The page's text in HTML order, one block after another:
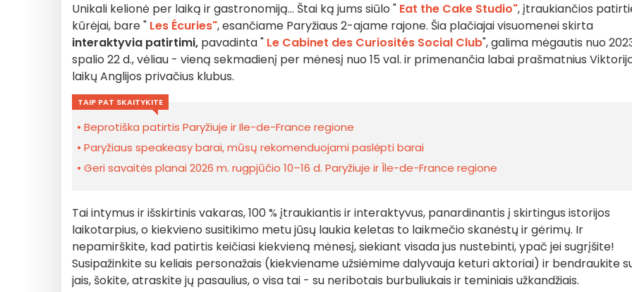
Unikali kelionė per laiką ir gastronomiją... Štai ką jums siūlo " Eat the Cake Studio", įtraukiančios
kūrėjai, bare " Les Écuries", esančiame Paryžiaus 2-ajame rajone. Šia plačiajai visuomenei skirta
interaktyvia patirtimi, pavadinta " Le Cabinet des Curiosités Social Club", galima mėgautis nuo
spalio 22 d., vėliau - vieną sekmadienį per mėnesį nuo 15 val. ir primenančia labai prašmatnius
laikų Anglijos privačius klubus.
TAIP PAT SKAITYKITE
Beprotiška patirtis Paryžiuje ir Ile-de-France regione
Paryžiaus speakeasy barai, mūsų rekomenduojami paslėpti barai
Geri savaitės planai 2026 m. rugpjūčio 10–16 d. Paryžiuje ir Île-de-France regione
Tai intymus ir išskirtinis vakaras, 100 % įtraukiantis ir interaktyvus, panardinantis į skirtingus istorijos
laikotarpius, o kiekvieno susitikimo metu jūsų laukia keletas to laikmečio skanėstų ir gėrimų. Ir
nepamirškite, kad patirtis keičiasi kiekvieną mėnesį, siekiant visada jus nustebinti, ypač jei sugrįšite!
Susipažinkite su keliais personažais (kiekviename užsiėmime dalyvauja keturi aktoriai) ir bendraukite
jais, šokite, atraskite jų pasaulius, o visa tai - su neribotais burbuliukais ir teminiais užkandžiais.